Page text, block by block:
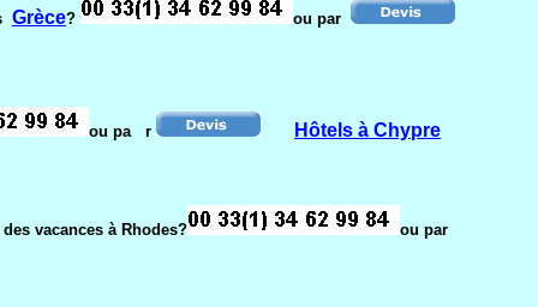
Grèce?
ou par
ou pa r Hôtels à Chypre
vacances à Rhodes? ou par